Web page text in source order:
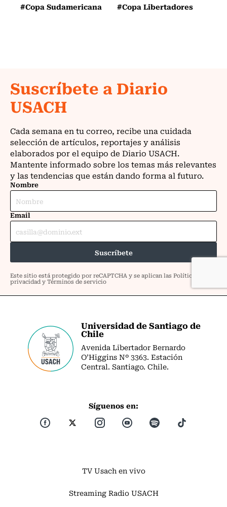
#Copa Sudamericana #Copa Libertadores
Universidad de Santiago de
Chile
Avenida Libertador Bernardo
O’Higgins Nº 3363. Estación
Central. Santiago. Chile.
Síguenos en:
TV Usach en vivo
Streaming Radio USACH